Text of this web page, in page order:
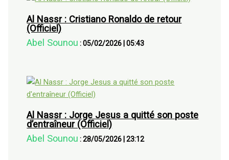
Al Nassr : Cristiano Ronaldo de retour
(Officiel)
Abel Sounou :05/02/2026 |05:43
Al Nassr : Jorge Jesus a quitté son poste
d’entraîneur (Officiel)
Abel Sounou :28/05/2026 |23:12